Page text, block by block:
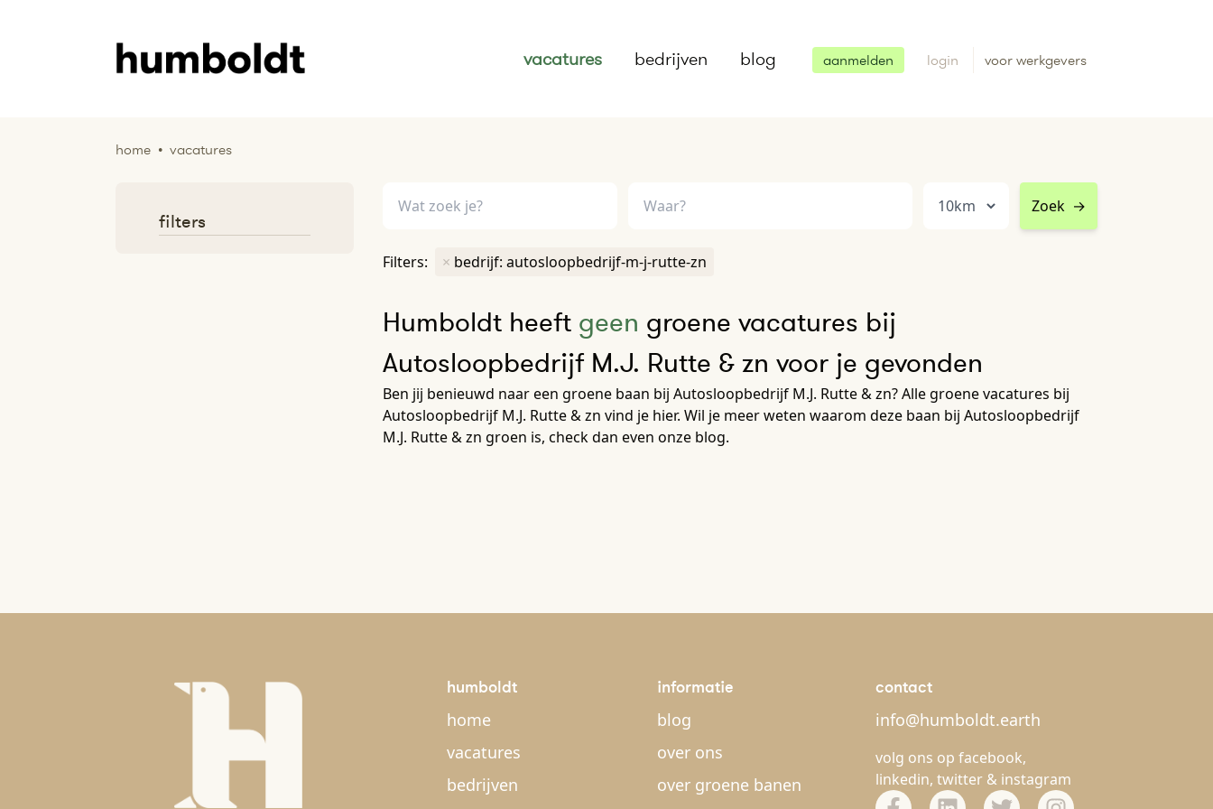
vacatures bedrijven blog aanmelden login voor werkgevers
home • vacatures
Zoek →
Filters: × bedrijf: autosloopbedrijf-m-j-rutte-zn
Humboldt heeft geen groene vacatures bij
Autosloopbedrijf M.J. Rutte & zn voor je gevonden
Ben jij benieuwd naar een groene baan bij Autosloopbedrijf M.J. Rutte & zn? Alle groene vacatures bij
Autosloopbedrijf M.J. Rutte & zn vind je hier. Wil je meer weten waarom deze baan bij Autosloopbedrijf
M.J. Rutte & zn groen is, check dan even onze blog.
filters
humboldt
home
vacatures
bedrijven
informatie
blog
over ons
over groene banen
contact
info@humboldt.earth
volg ons op facebook,
linkedin, twitter & instagram